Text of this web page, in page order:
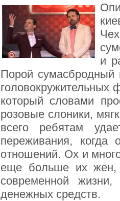
и
Порой
головокружительных
который словами
розовые слоники,
всего ребятам
переживания, когда
отношений. Ох и
еще больше их жен,
современной
денежных средств.